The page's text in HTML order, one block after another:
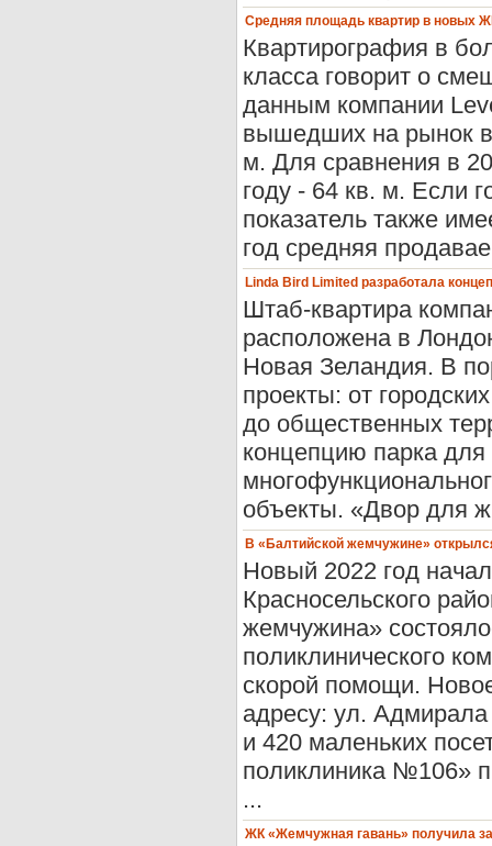
Средняя площадь квартир в новых
Квартирография в
класса говорит о
данным компании
вышедших на рынок в
м. Для сравнения в
году - 64 кв. м. Если
показатель также
год средняя
Linda Bird Limited разработала
Штаб-квартира
расположена в
Новая Зеландия. В
проекты: от
до общественных
концепцию парка
объекты. «Двор для
В «Балтийской жемчужине»
Новый 2022 год
Красносельского
жемчужина»
поликлинического
скорой помощи.
адресу: ул.
и 420 маленьких
поликлиника №106»
...
ЖК «Жемчужная гавань» получила